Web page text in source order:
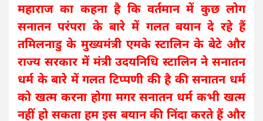
महाराज का कहना है कि वर्तमान में कुछ लोग
सनातन परंपरा के बारे में गलत बयान दे रहे हैं
तमिलनाडु के मुख्यमंत्री एमके स्टालिन के बेटे और
राज्य सरकार में मंत्री उदयनिधि स्टालिन ने सनातन
धर्म के बारे में गलत टिप्पणी की है की सनातन धर्म
को खत्म करना होगा मगर सनातन धर्म कभी खत्म
नहीं हो सकता हम इस बयान की निंदा करते हैं और